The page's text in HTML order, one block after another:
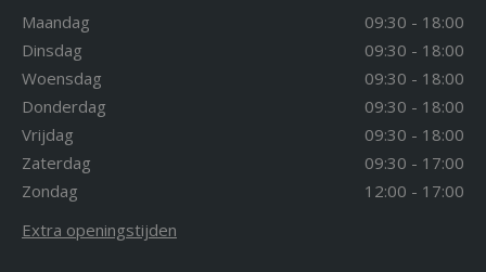
Maandag
09:30 - 18:00
Dinsdag
09:30 - 18:00
Woensdag
09:30 - 18:00
Donderdag
09:30 - 18:00
Vrijdag
09:30 - 18:00
Zaterdag
09:30 - 17:00
Zondag
12:00 - 17:00
Extra openingstijden